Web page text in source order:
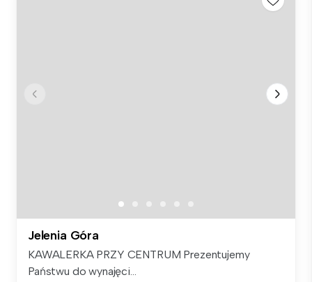
Jelenia Góra
KAWALERKA PRZY CENTRUM Prezentujemy
Państwu do wynajęci...